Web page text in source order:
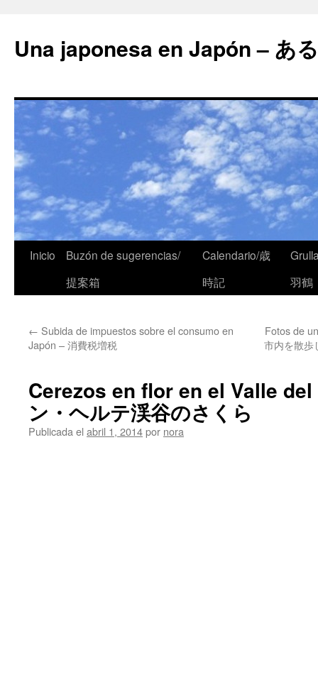
Una japonesa en Japón – あ
Inicio
Buzón de sugerencias/
提案箱
Calendario/歳
時記
羽鶴
← Subida de impuestos sobre el consumo en
Japón – 消費税増税
Fotos de
市内を散歩
Cerezos en flor en el Valle
ン・ヘルテ渓谷のさくら
Publicada el abril 1, 2014por nora